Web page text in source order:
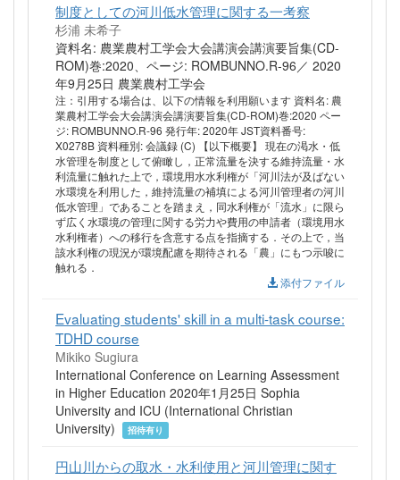
制度としての河川低水管理に関する一考察
杉浦 未希子
資料名: 農業農村工学会大会講演会講演要旨集(CD-
ROM)巻:2020、ページ: ROMBUNNO.R-96／ 2020
年9月25日 農業農村工学会
注：引用する場合は、以下の情報を利用願います 資料名: 農
業農村工学会大会講演会講演要旨集(CD-ROM)巻:2020 ペー
ジ: ROMBUNNO.R-96 発行年: 2020年 JST資料番号:
X0278B 資料種別: 会議録 (C) 【以下概要】 現在の渇水・低
水管理を制度として俯瞰し，正常流量を決する維持流量・水
利流量に触れた上で，環境用水水利権が「河川法が及ばない
水環境を利用した，維持流量の補填による河川管理者の河川
低水管理」であることを踏まえ，同水利権が「流水」に限ら
ず広く水環境の管理に関する労力や費用の申請者（環境用水
水利権者）への移行を含意する点を指摘する．その上で，当
該水利権の現況が環境配慮を期待される「農」にもつ示唆に
触れる．
添付ファイル
Evaluating students' skill in a multi-task course:
TDHD course
Mikiko Sugiura
International Conference on Learning Assessment
in Higher Education 2020年1月25日 Sophia
University and ICU (International Christian
University)
招待有り
円山川からの取水・水利使用と河川管理に関す